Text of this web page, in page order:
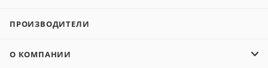
ПРОИЗВОДИТЕЛИ
О КОМПАНИИ